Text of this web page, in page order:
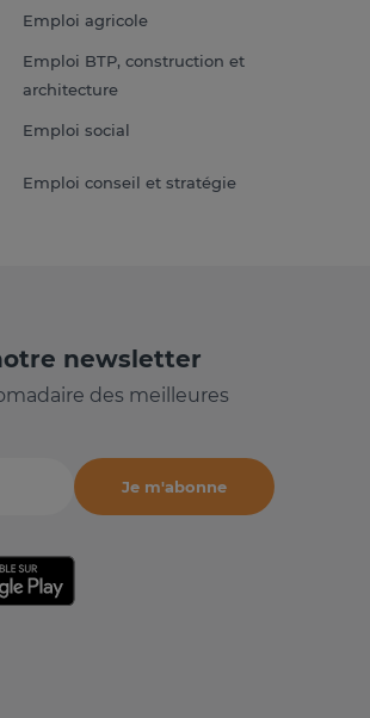
Emploi agricole
Emploi BTP, construction et
architecture
Emploi social
Emploi conseil et stratégie
newsletter
des meilleures
Je m'abonne